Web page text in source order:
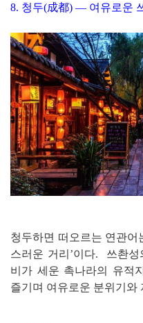
8. 청두(成都) — 여유로운
청두하면 떠오르는 연관어
스러운 거리’이다. 쓰촨
비가 세운 촉나라의 유적
즐기며 여유로운 분위기와